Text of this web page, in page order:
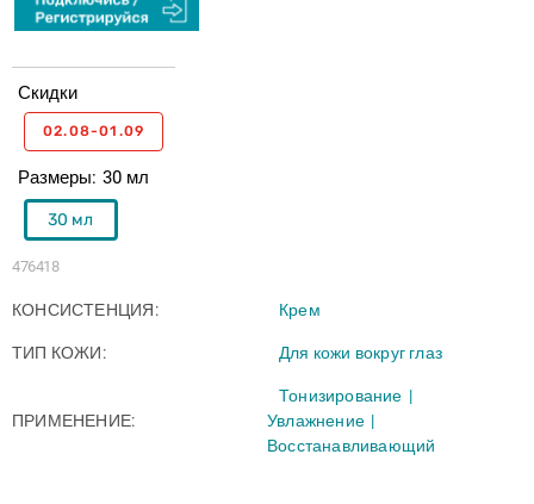
476418
Размеры 30 мл
30 мл
Скидки
02.08-01.09
КОНСИСТЕНЦИЯ Крем
ТИП КОЖИ Для кожи вокруг глаз
ПРИМЕНЕНИЕ
Тонизирование
Увлажнение
Восстанавливающий